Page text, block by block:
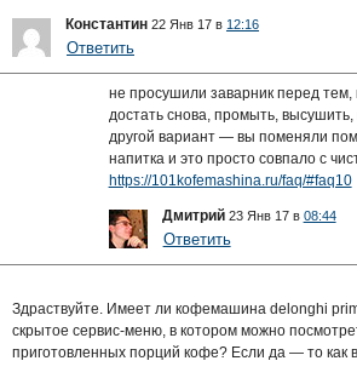
Константин 22 Янв 17 в 12:16
Ответить
не просушили заварник перед тем,
достать снова, промыть, высушить,
другой вариант — вы поменяли
напитка и это просто совпало с
https://101kofemashina.ru/faq/#faq10
Дмитрий 23 Янв 17 в 08:44
Ответить
Здраствуйте. Имеет ли кофемашина delonghi
скрытое сервис-меню, в котором можно
приготовленных порций кофе? Если да — то как